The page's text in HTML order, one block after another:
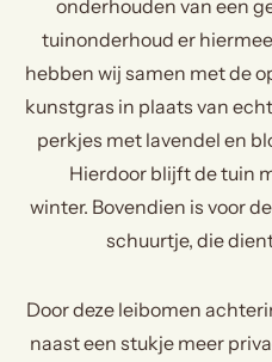
onderhouden van een
tuinonderhoud er
hebben wij samen met de
kunstgras in plaats van
perkjes met lavendel en
Hierdoor blijft de tuin
winter. Bovendien is voor
schuurtje, die
Door deze leibomen
naast een stukje meer